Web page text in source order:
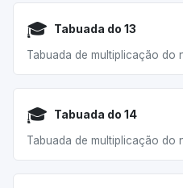
🎓 Tabuada do 13
Tabuada de multiplicação do
🎓 Tabuada do 14
Tabuada de multiplicação do